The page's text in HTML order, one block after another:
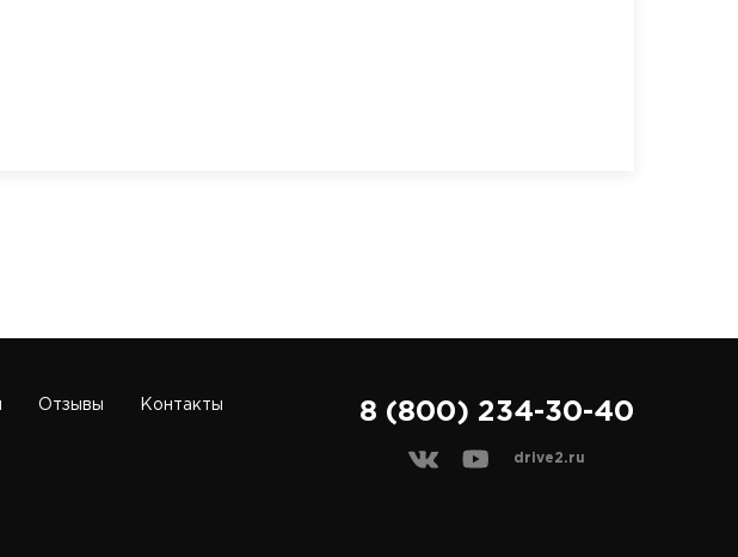
Отзывы Контакты 8 (800) 234-30-40
drive2.ru